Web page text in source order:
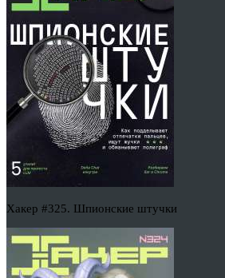
Хакер #325. Шпионские штучки